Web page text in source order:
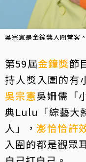
吳宗憲是金鐘獎入圍常客
第59屆金鐘獎節
持人獎入圍的有
吳宗憲吳姍儒「
典Lulu「綜藝大
人」，澎恰恰許
入圍的都是觀眾